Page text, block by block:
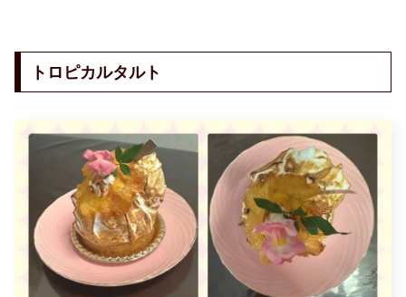
トロピカルタルト